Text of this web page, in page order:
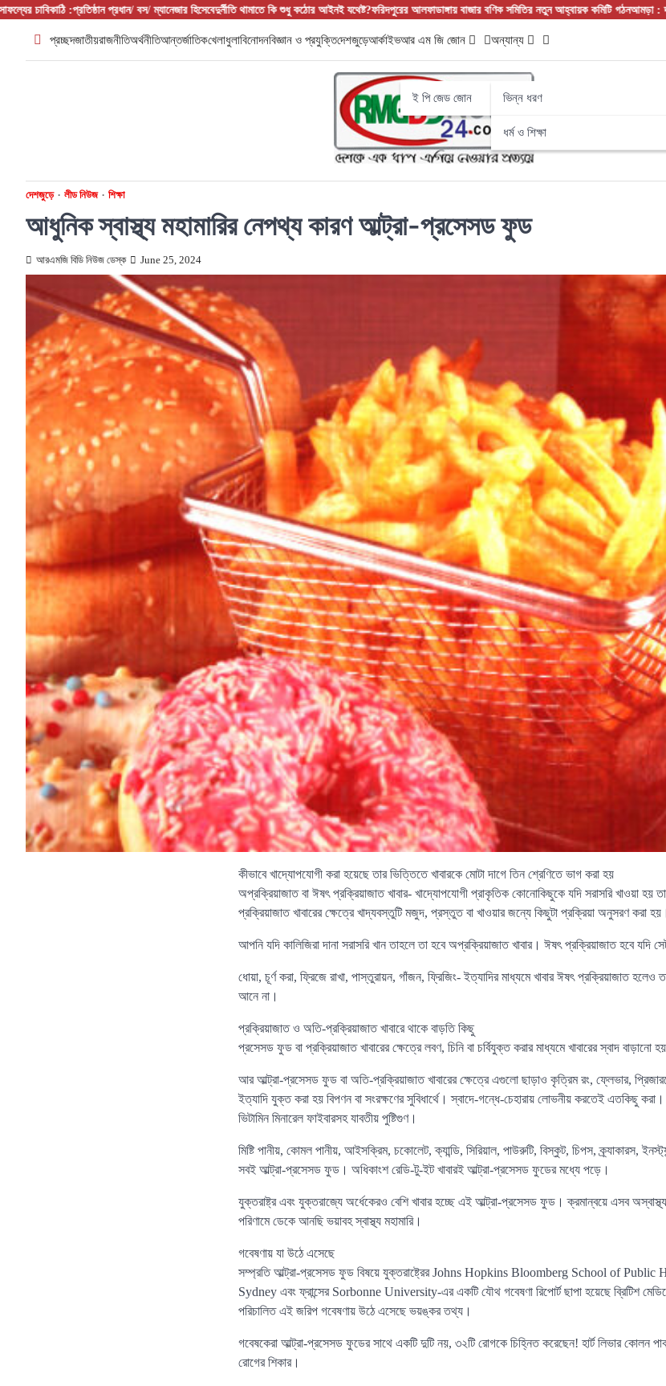
Skip
content
প্রধান/ বস/ ম্যানেজার হিসেবেদুর্নীতি থামাতে কি শুধু কঠোর আইনই যথেষ্ট?ফরিদপুরের আলফাডাঙ্গায় বাজার বণিক সমিতির নতুন আহ্বায়ক কমিটি গঠনআমড়া : দামে সস্তা, গুণে
প্রচ্ছদজাতীয়রাজনীতিঅর্থনীতিআন্তর্জাতিকখেলাধুলাবিনোদনবিজ্ঞান ও প্রযুক্তিদেশজুড়েআর্কাইভআর এম জি জোন
ই পি জেড জোন
অন্যান্য
ভিন্ন ধরণ
ধর্ম ও শিক্ষা
দেশজুড়ে লীড নিউজ শিক্ষা
আধুনিক স্বাস্থ্য মহামারির নেপথ্য কারণ আল্ট্রা-প্রসেসড ফুড
আরএমজি বিডি নিউজ ডেস্ক June 25, 2024
কীভাবে খাদ্যোপযোগী করা হয়েছে তার ভিত্তিতে খাবারকে মোটা দাগে তিন শ্রেণিতে ভাগ করা হয়
অপ্রক্রিয়াজাত বা ঈষৎ প্রক্রিয়াজাত খাবার- খাদ্যোপযোগী প্রাকৃতিক কোনোকিছুকে যদি সরাসরি খাওয়া হয়
প্রক্রিয়াজাত খাবারের ক্ষেত্রে খাদ্যবস্তুটি মজুদ, প্রস্তুত বা খাওয়ার জন্যে কিছুটা প্রক্রিয়া অনুসরণ করা হয়।
আপনি যদি কালিজিরা দানা সরাসরি খান তাহলে তা হবে অপ্রক্রিয়াজাত খাবার। ঈষৎ প্রক্রিয়াজাত হবে যদি
ধোয়া, চূর্ণ করা, ফ্রিজে রাখা, পাস্তুরায়ন, গাঁজন, ফ্রিজিং- ইত্যাদির মাধ্যমে খাবার ঈষৎ প্রক্রিয়াজাত হলেও তা
আনে না।
প্রক্রিয়াজাত ও অতি-প্রক্রিয়াজাত খাবারে থাকে বাড়তি কিছু
প্রসেসড ফুড বা প্রক্রিয়াজাত খাবারের ক্ষেত্রে লবণ, চিনি বা চর্বিযুক্ত করার মাধ্যমে খাবারের স্বাদ বাড়ানো
আর আল্ট্রা-প্রসেসড ফুড বা অতি-প্রক্রিয়াজাত খাবারের ক্ষেত্রে এগুলো ছাড়াও কৃত্রিম রং, ফ্লেভার,
ইত্যাদি যুক্ত করা হয় বিপণন বা সংরক্ষণের সুবিধার্থে। স্বাদে-গন্ধে-চেহারায় লোভনীয় করতেই এতকিছু করা।
ভিটামিন মিনারেল ফাইবারসহ যাবতীয় পুষ্টিগুণ।
মিষ্টি পানীয়, কোমল পানীয়, আইসক্রিম, চকোলেট, ক্যান্ডি, সিরিয়াল, পাউরুটি, বিস্কুট, চিপস, ক্র্যাকারস,
সবই আল্ট্রা-প্রসেসড ফুড। অধিকাংশ রেডি-টু-ইট খাবারই আল্ট্রা-প্রসেসড ফুডের মধ্যে পড়ে।
যুক্তরাষ্ট্র এবং যুক্তরাজ্যে অর্ধেকেরও বেশি খাবার হচ্ছে এই আল্ট্রা-প্রসেসড ফুড। ক্রমান্বয়ে এসব
পরিণামে ডেকে আনছি ভয়াবহ স্বাস্থ্য মহামারি।
গবেষণায় যা উঠে এসেছে
সম্প্রতি আল্ট্রা-প্রসেসড ফুড বিষয়ে যুক্তরাষ্ট্রের Johns Hopkins Bloomberg School of Public
Sydney এবং ফ্রান্সের Sorbonne University-এর একটি যৌথ গবেষণা রিপোর্ট ছাপা হয়েছে ব্রিটিশ
পরিচালিত এই জরিপ গবেষণায় উঠে এসেছে ভয়ঙ্কর তথ্য।
গবেষকেরা আল্ট্রা-প্রসেসড ফুডের সাথে একটি দুটি নয়, ৩২টি রোগকে চিহ্নিত করেছেন! হার্ট লিভার কোলন
রোগের শিকার।